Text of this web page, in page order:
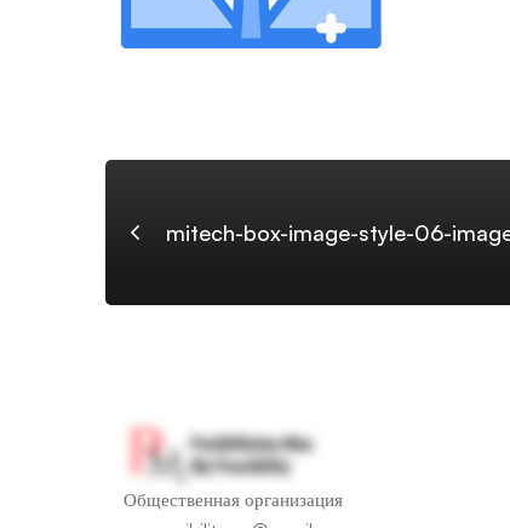
06-
01
mitech-box-image-style-06-
Общественная организация